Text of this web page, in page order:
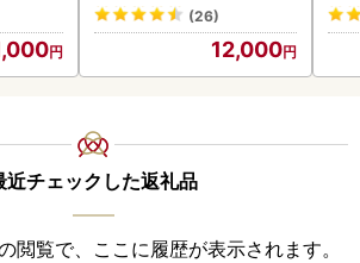
(26)
12,000
近チェックした返礼品
閲覧で、ここに履歴が表示されます。